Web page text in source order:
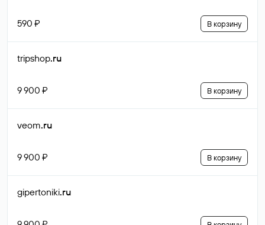
590 ₽ В корзину
tripshop.ru
9 900 ₽ В корзину
veom.ru
9 900 ₽ В корзину
gipertoniki.ru